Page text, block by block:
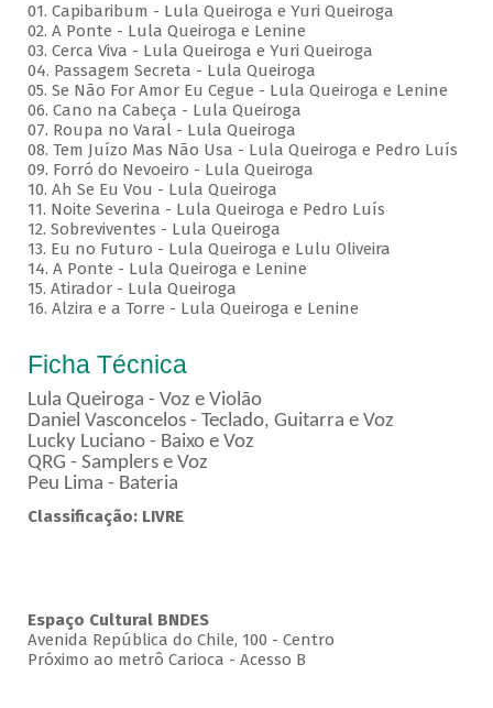
01. Capibaribum - Lula Queiroga e Yuri Queiroga
02. A Ponte - Lula Queiroga e Lenine
03. Cerca Viva - Lula Queiroga e Yuri Queiroga
04. Passagem Secreta - Lula Queiroga
05. Se Não For Amor Eu Cegue - Lula Queiroga e Lenine
06. Cano na Cabeça - Lula Queiroga
07. Roupa no Varal - Lula Queiroga
08. Tem Juízo Mas Não Usa - Lula Queiroga e Pedro Luís
09. Forró do Nevoeiro - Lula Queiroga
10. Ah Se Eu Vou - Lula Queiroga
11. Noite Severina - Lula Queiroga e Pedro Luís
12. Sobreviventes - Lula Queiroga
13. Eu no Futuro - Lula Queiroga e Lulu Oliveira
14. A Ponte - Lula Queiroga e Lenine
15. Atirador - Lula Queiroga
16. Alzira e a Torre - Lula Queiroga e Lenine
Ficha Técnica
Lula Queiroga - Voz e Violão
Daniel Vasconcelos - Teclado, Guitarra e Voz
Lucky Luciano - Baixo e Voz
QRG - Samplers e Voz
Peu Lima - Bateria
Classificação: LIVRE
Espaço Cultural BNDES
Avenida República do Chile, 100 - Centro
Próximo ao metrô Carioca - Acesso B